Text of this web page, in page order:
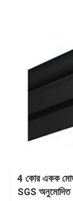
4 কোর একক মোড
SGS অনুমোদিত